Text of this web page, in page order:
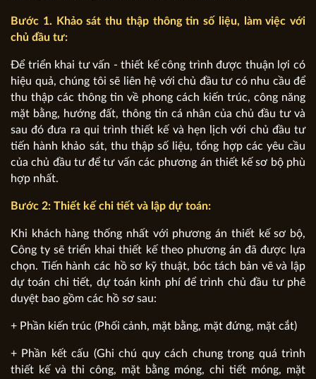
Bước 1. Khảo sát thu thập thông tin số liệu, làm việc với
chủ đầu tư:
Để triển khai tư vấn - thiết kế công trình được thuận lợi có
hiệu quả, chúng tôi sẽ liên hệ với chủ đầu tư có nhu cầu để
thu thập các thông tin về phong cách kiến trúc, công năng
mặt bằng, hướng đất, thông tin cá nhân của chủ đầu tư và
sau đó đưa ra qui trình thiết kế và hẹn lịch với chủ đầu tư
tiến hành khảo sát, thu thập số liệu, tổng hợp các yêu cầu
của chủ đầu tư để tư vấn các phương án thiết kế sơ bộ phù
hợp nhất.
Bước 2: Thiết kế chi tiết và lập dự toán:
Khi khách hàng thống nhất với phương án thiết kế sơ bộ,
Công ty sẽ triển khai thiết kế theo phương án đã được lựa
chọn. Tiến hành các hồ sơ kỹ thuật, bóc tách bản vẽ và lập
dự toán chi tiết, dự toán kinh phí để trình chủ đầu tư phê
duyệt bao gồm các hồ sơ sau:
+ Phần kiến trúc (Phối cảnh, mặt bằng, mặt đứng, mặt cắt)
+ Phần kết cấu (Ghi chú quy cách chung trong quá trình
thiết kế và thi công, mặt bằng móng, chi tiết móng, mặt